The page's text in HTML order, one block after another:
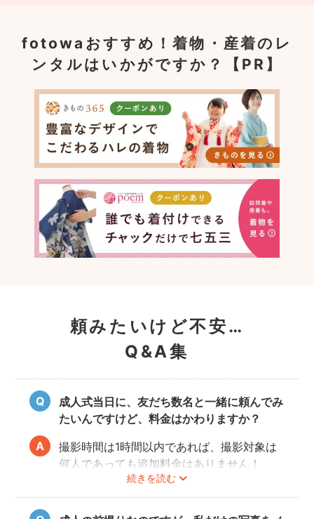
fotowaおすすめ！着物・産着のレ
ンタルはいかがですか？【PR】
頼みたいけど不安…
Q&A集
成人式当日に、友だち数名と一緒に頼んでみ
たいんですけど、料金はかわりますか？
続きを読む
撮影時間は1時間以内であれば、撮影対象は
何人であっても追加料金はありません！
ぜひお友だち同士で素敵な思い出を残してく
ださい。